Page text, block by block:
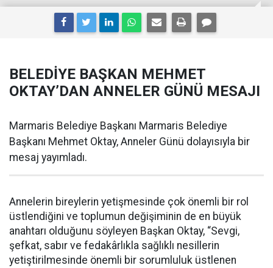
BELEDİYE BAŞKAN MEHMET
OKTAY’DAN ANNELER GÜNÜ MESAJI
Marmaris Belediye Başkanı Marmaris Belediye
Başkanı Mehmet Oktay, Anneler Günü dolayısıyla bir
mesaj yayımladı.
Annelerin bireylerin yetişmesinde çok önemli bir rol
üstlendiğini ve toplumun değişiminin de en büyük
anahtarı olduğunu söyleyen Başkan Oktay, “Sevgi,
şefkat, sabır ve fedakârlıkla sağlıklı nesillerin
yetiştirilmesinde önemli bir sorumluluk üstlenen